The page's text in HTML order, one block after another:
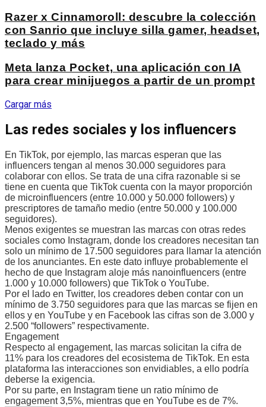
Razer x Cinnamoroll: descubre la colección
con Sanrio que incluye silla gamer, headset,
teclado y más
Meta lanza Pocket, una aplicación con IA
para crear minijuegos a partir de un prompt
Cargar más
Las redes sociales y los influencers
En TikTok, por ejemplo, las marcas esperan que las
influencers tengan al menos 30.000 seguidores para
colaborar con ellos. Se trata de una cifra razonable si se
tiene en cuenta que TikTok cuenta con la mayor proporción
de microinfluencers (entre 10.000 y 50.000 followers) y
prescriptores de tamaño medio (entre 50.000 y 100.000
seguidores).
Menos exigentes se muestran las marcas con otras redes
sociales como Instagram, donde los creadores necesitan tan
solo un mínimo de 17.500 seguidores para llamar la atención
de los anunciantes. En este dato influye probablemente el
hecho de que Instagram aloje más nanoinfluencers (entre
1.000 y 10.000 followers) que TikTok o YouTube.
Por el lado en Twitter, los creadores deben contar con un
mínimo de 3.750 seguidores para que las marcas se fijen en
ellos y en YouTube y en Facebook las cifras son de 3.000 y
2.500 “followers” respectivamente.
Engagement
Respecto al engagement, las marcas solicitan la cifra de
11% para los creadores del ecosistema de TikTok. En esta
plataforma las interacciones son envidiables, a ello podría
deberse la exigencia.
Por su parte, en Instagram tiene un ratio mínimo de
engagement 3,5%, mientras que en YouTube es de 7%.